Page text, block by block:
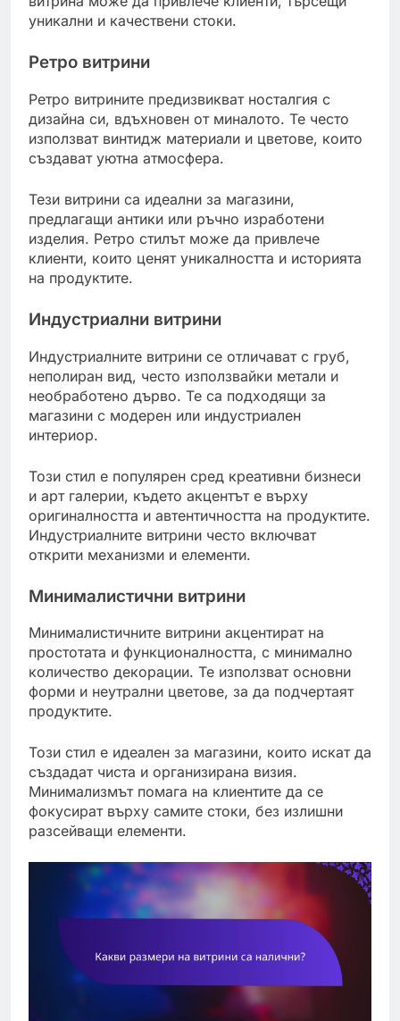
уникални и качествени стоки.
Ретро витрини
Ретро витрините предизвикват носталгия с
дизайна си, вдъхновен от миналото. Те често
използват винтидж материали и цветове, които
създават уютна атмосфера.
Тези витрини са идеални за магазини,
предлагащи антики или ръчно изработени
изделия. Ретро стилът може да привлече
клиенти, които ценят уникалността и историята
на продуктите.
Индустриални витрини
Индустриалните витрини се отличават с груб,
неполиран вид, често използвайки метали и
необработено дърво. Те са подходящи за
магазини с модерен или индустриален
интериор.
Този стил е популярен сред креативни бизнеси
и арт галерии, където акцентът е върху
оригиналността и автентичността на продуктите.
Индустриалните витрини често включват
открити механизми и елементи.
Минималистични витрини
Минималистичните витрини акцентират на
простотата и функционалността, с минимално
количество декорации. Те използват основни
форми и неутрални цветове, за да подчертаят
продуктите.
Този стил е идеален за магазини, които искат да
създадат чиста и организирана визия.
Минимализмът помага на клиентите да се
фокусират върху самите стоки, без излишни
разсейващи елементи.